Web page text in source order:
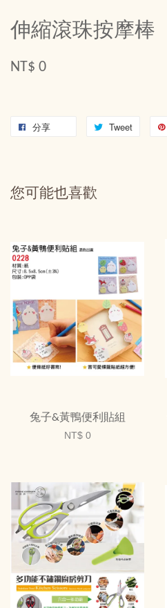
伸縮滾珠按摩棒
NT$ 0
分享 Tweet
您可能也喜歡
兔子&黃鴨便利貼組
NT$ 0